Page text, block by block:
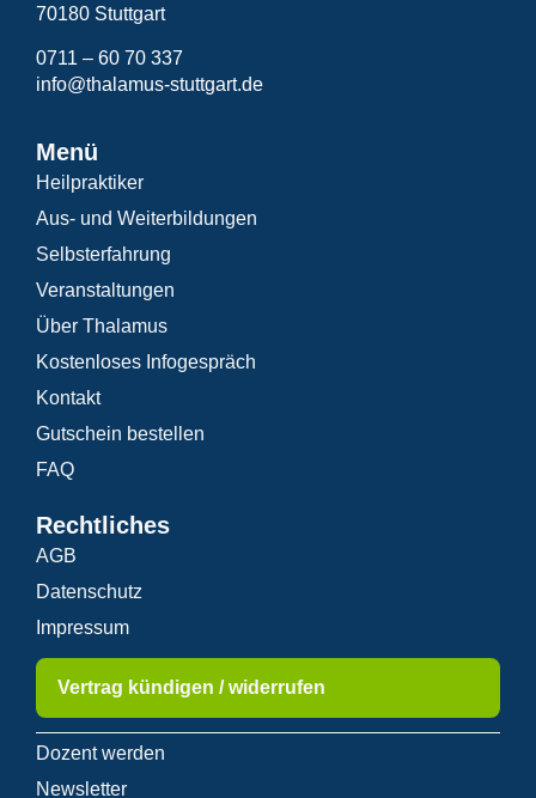
70180 Stuttgart
0711 – 60 70 337
info@thalamus-stuttgart.de
Menü
Heilpraktiker
Aus- und Weiterbildungen
Selbsterfahrung
Veranstaltungen
Über Thalamus
Kostenloses Infogespräch
Kontakt
Gutschein bestellen
FAQ
Rechtliches
AGB
Datenschutz
Impressum
Vertrag kündigen / widerrufen
Dozent werden
Newsletter